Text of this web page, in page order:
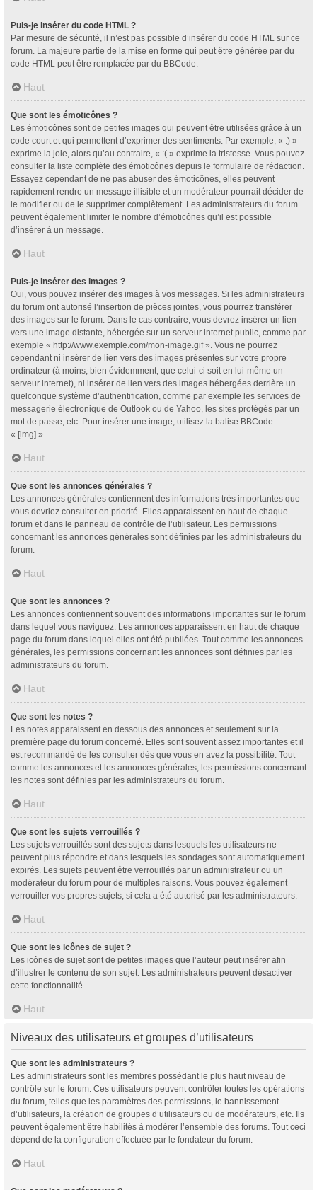
Puis-je insérer du code HTML ?
Par mesure de sécurité, il n’est pas possible d’insérer du code HTML sur ce
forum. La majeure partie de la mise en forme qui peut être générée par du
code HTML peut être remplacée par du BBCode.
Haut
Que sont les émoticônes ?
Les émoticônes sont de petites images qui peuvent être utilisées grâce à un
code court et qui permettent d’exprimer des sentiments. Par exemple, « :) »
exprime la joie, alors qu’au contraire, « :( » exprime la tristesse. Vous pouvez
consulter la liste complète des émoticônes depuis le formulaire de rédaction.
Essayez cependant de ne pas abuser des émoticônes, elles peuvent
rapidement rendre un message illisible et un modérateur pourrait décider de
le modifier ou de le supprimer complètement. Les administrateurs du forum
peuvent également limiter le nombre d’émoticônes qu’il est possible
d’insérer à un message.
Haut
Puis-je insérer des images ?
Oui, vous pouvez insérer des images à vos messages. Si les administrateurs
du forum ont autorisé l’insertion de pièces jointes, vous pourrez transférer
des images sur le forum. Dans le cas contraire, vous devrez insérer un lien
vers une image distante, hébergée sur un serveur internet public, comme par
exemple « http://www.exemple.com/mon-image.gif ». Vous ne pourrez
cependant ni insérer de lien vers des images présentes sur votre propre
ordinateur (à moins, bien évidemment, que celui-ci soit en lui-même un
serveur internet), ni insérer de lien vers des images hébergées derrière un
quelconque système d’authentification, comme par exemple les services de
messagerie électronique de Outlook ou de Yahoo, les sites protégés par un
mot de passe, etc. Pour insérer une image, utilisez la balise BBCode
« [img] ».
Haut
Que sont les annonces générales ?
Les annonces générales contiennent des informations très importantes que
vous devriez consulter en priorité. Elles apparaissent en haut de chaque
forum et dans le panneau de contrôle de l’utilisateur. Les permissions
concernant les annonces générales sont définies par les administrateurs du
forum.
Haut
Que sont les annonces ?
Les annonces contiennent souvent des informations importantes sur le forum
dans lequel vous naviguez. Les annonces apparaissent en haut de chaque
page du forum dans lequel elles ont été publiées. Tout comme les annonces
générales, les permissions concernant les annonces sont définies par les
administrateurs du forum.
Haut
Que sont les notes ?
Les notes apparaissent en dessous des annonces et seulement sur la
première page du forum concerné. Elles sont souvent assez importantes et il
est recommandé de les consulter dès que vous en avez la possibilité. Tout
comme les annonces et les annonces générales, les permissions concernant
les notes sont définies par les administrateurs du forum.
Haut
Que sont les sujets verrouillés ?
Les sujets verrouillés sont des sujets dans lesquels les utilisateurs ne
peuvent plus répondre et dans lesquels les sondages sont automatiquement
expirés. Les sujets peuvent être verrouillés par un administrateur ou un
modérateur du forum pour de multiples raisons. Vous pouvez également
verrouiller vos propres sujets, si cela a été autorisé par les administrateurs.
Haut
Que sont les icônes de sujet ?
Les icônes de sujet sont de petites images que l’auteur peut insérer afin
d’illustrer le contenu de son sujet. Les administrateurs peuvent désactiver
cette fonctionnalité.
Haut
Niveaux des utilisateurs et groupes d’utilisateurs
Que sont les administrateurs ?
Les administrateurs sont les membres possédant le plus haut niveau de
contrôle sur le forum. Ces utilisateurs peuvent contrôler toutes les opérations
du forum, telles que les paramètres des permissions, le bannissement
d’utilisateurs, la création de groupes d’utilisateurs ou de modérateurs, etc. Ils
peuvent également être habilités à modérer l’ensemble des forums. Tout ceci
dépend de la configuration effectuée par le fondateur du forum.
Haut